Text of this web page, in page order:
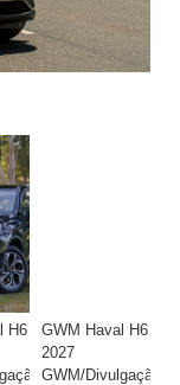
H6
GWM Haval H6
2027
GWM/Divulgação